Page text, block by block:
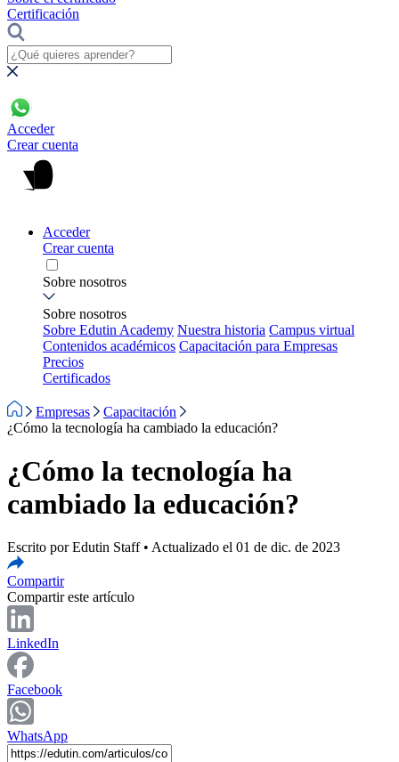
Certificación
Acceder
Crear cuenta
Acceder
Crear cuenta
Sobre nosotros
Sobre nosotros
Sobre Edutin Academy Nuestra historia Campus virtual
Contenidos académicos Capacitación para Empresas
Precios
Certificados
Empresas
Capacitación
¿Cómo la tecnología ha cambiado la educación?
¿Cómo la tecnología ha
cambiado la educación?
Escrito por Edutin Staff • Actualizado el 01 de dic. de 2023
Compartir
Compartir este artículo
LinkedIn
Facebook
WhatsApp